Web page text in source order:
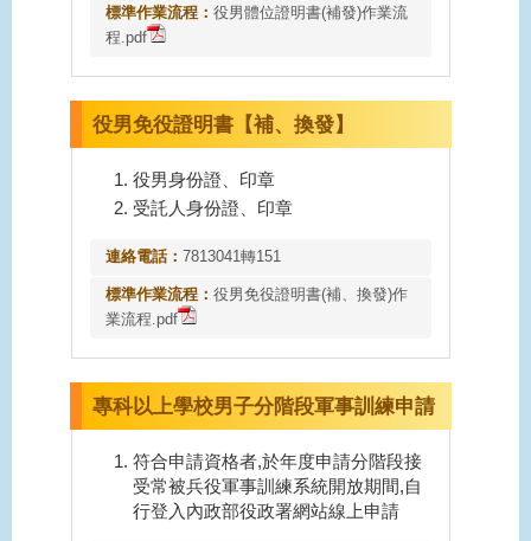
標準作業流程：役男體位證明書(補發)作業流
程.pdf
役男免役證明書【補、換發】
役男身份證、印章
受託人身份證、印章
連絡電話：7813041轉151
標準作業流程：役男免役證明書(補、換發)作
業流程.pdf
專科以上學校男子分階段軍事訓練申請
符合申請資格者,於年度申請分階段接
受常被兵役軍事訓練系統開放期間,自
行登入內政部役政署網站線上申請